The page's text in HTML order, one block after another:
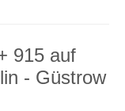
915 auf
- Güstrow